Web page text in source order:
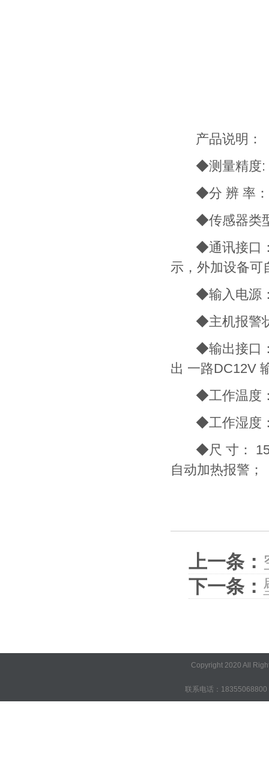
产品说明：
◆测量精度:
◆分 辨 率：
◆传感器类型
◆通讯接口：
示，外加设备
◆输入电源：
◆主机报警状
◆输出接口：
出 一路DC12V
◆工作温度
◆工作湿度：
◆尺 寸：
自动加热报警；
上一条：
下一条：
Copyright 2020 All
联系电话：